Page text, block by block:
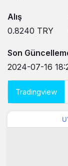
Alış
0.8240 TRY
Son
2024-07-16
Tradingview